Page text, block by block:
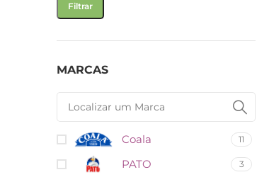
Filtrar
MARCAS
Coala 11
PATO 3